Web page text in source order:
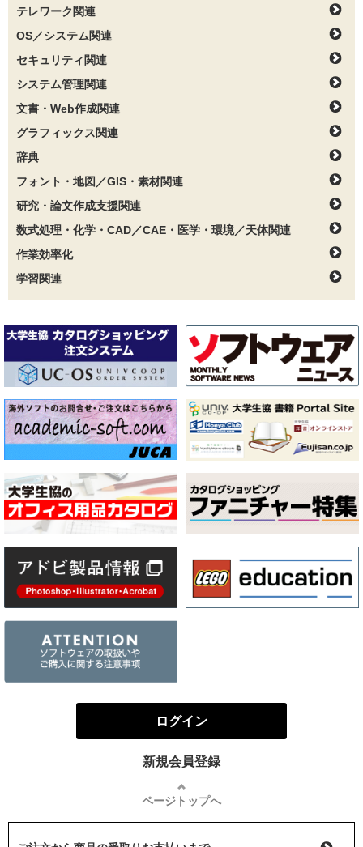
テレワーク関連
OS／システム関連
セキュリティ関連
システム管理関連
文書・Web作成関連
グラフィックス関連
辞典
フォント・地図／GIS・素材関連
研究・論文作成支援関連
数式処理・化学・CAD／CAE・医学・環境／天体関連
作業効率化
学習関連
ログイン
新規会員登録
ページトップへ